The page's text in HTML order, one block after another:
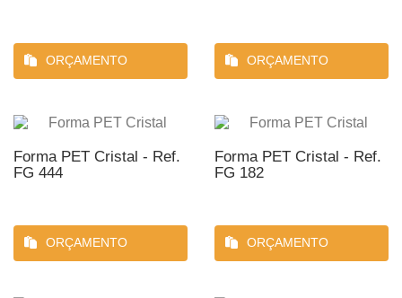
ORÇAMENTO ORÇAMENTO
Forma PET Cristal - Ref.
FG 444
ORÇAMENTO
Forma PET Cristal - Ref.
FG 182
ORÇAMENTO